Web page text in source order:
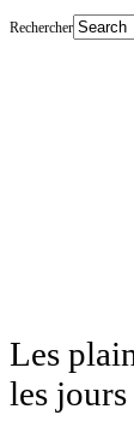
Rechercher
Les
les